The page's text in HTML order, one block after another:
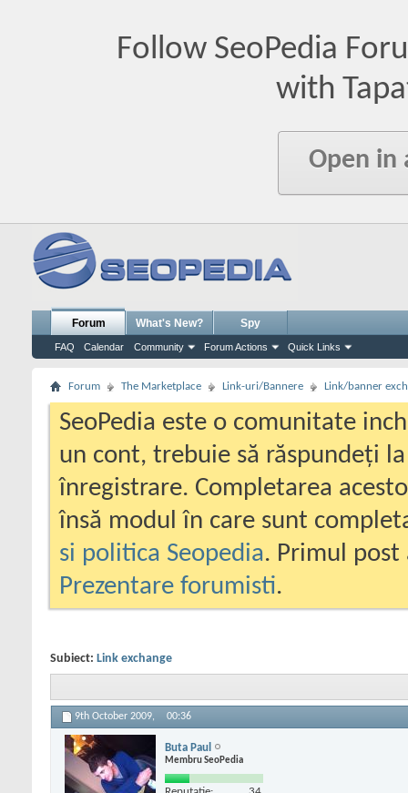
Follow SeoPedia
with
Open in
Forum
FAQ Calendar Community Forum Actions Quick Links
What's New? Spy
Forum The Marketplace Link-uri/Bannere Link/banner
SeoPedia este o comunitate
un cont, trebuie să răspundeți
înregistrare. Completarea
însă modul în care sunt
si politica Seopedia. Primul
Prezentare forumisti.
Subiect: Link exchange
9th October 2009, 00:36
Buta Paul
Membru SeoPedia